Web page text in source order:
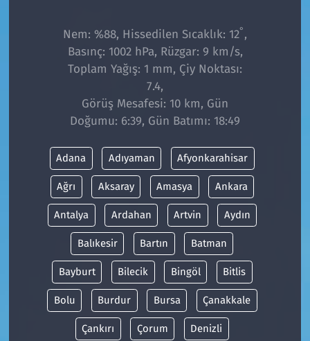
Nem: %88, Hissedilen Sıcaklık: 12° ,
Basınç: 1002 hPa, Rüzgar: 9 km/s,
Toplam Yağış: 1 mm, Çiy Noktası:
7.4,
Görüş Mesafesi: 10 km, Gün
Doğumu: 6:39, Gün Batımı: 18:49
Adana Adıyaman Afyonkarahisar
Ağrı Aksaray Amasya Ankara
Antalya Ardahan Artvin Aydın
Balıkesir Bartın Batman
Bayburt Bilecik Bingöl Bitlis
Bolu Burdur Bursa Çanakkale
Çankırı Çorum Denizli